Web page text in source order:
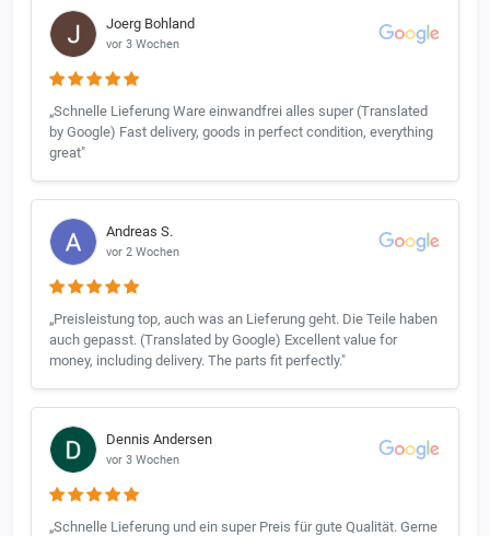
Joerg Bohland
vor 3 Wochen
„Schnelle Lieferung Ware einwandfrei alles super (Translated
by Google) Fast delivery, goods in perfect condition, everything
great"
Andreas S.
vor 2 Wochen
„Preisleistung top, auch was an Lieferung geht. Die Teile haben
auch gepasst. (Translated by Google) Excellent value for
money, including delivery. The parts fit perfectly."
Dennis Andersen
vor 3 Wochen
„Schnelle Lieferung und ein super Preis für gute Qualität. Gerne